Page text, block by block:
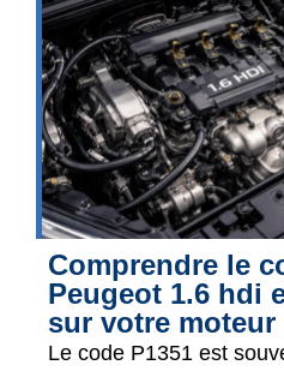
Comprendre le
Peugeot 1.6 hdi
sur votre moteur
Le code P1351 est